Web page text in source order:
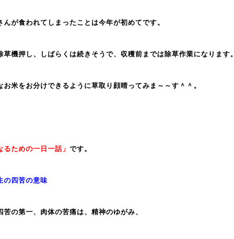
んが食われてしまったことは今年が初めてです。
草機押し、しばらくは続きそうで、収穫前までは除草作業になります。
お米をお分けできるように草取り顔晴ってみま～～す＾＾。
るための一日一話」 です。
四苦の意味
の第一、肉体の苦痛は、精神のゆがみ、